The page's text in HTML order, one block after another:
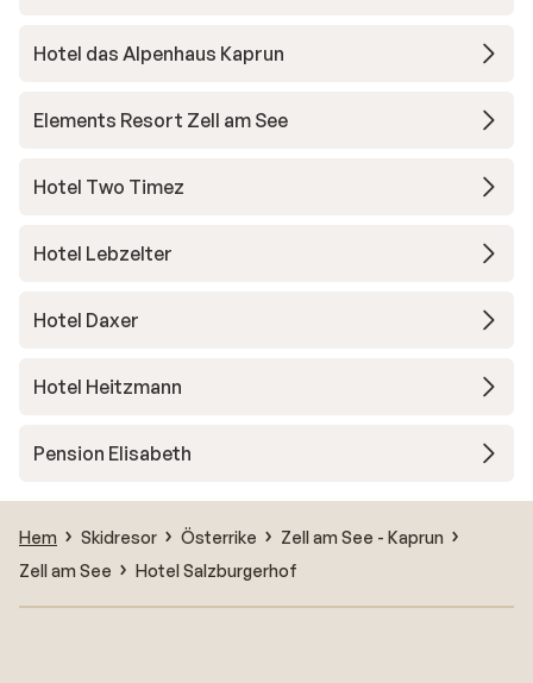
Hotel das Alpenhaus Kaprun
Elements Resort Zell am See
Hotel Two Timez
Hotel Lebzelter
Hotel Daxer
Hotel Heitzmann
Pension Elisabeth
Hem Skidresor Österrike
Zell am See - Kaprun
Zell am See
Hotel Salzburgerhof